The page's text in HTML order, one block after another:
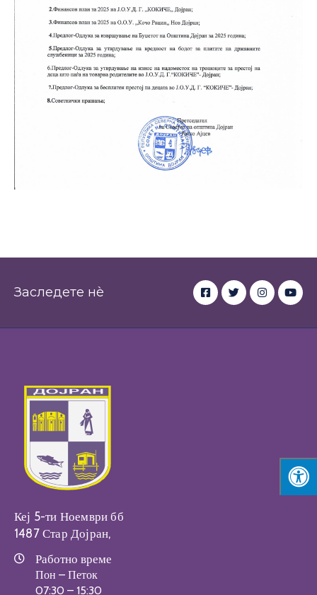
Настани
Заследете нè
Кеј 5-ти Ноември бб
1487 Стар Дојран,
Работно време
Пон – Петок
07:30 – 15:30